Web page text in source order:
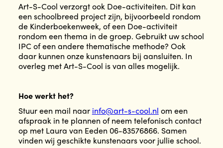
Art-S-Cool verzorgt ook Doe-activiteiten. Dit kan
een schoolbreed project zijn, bijvoorbeeld rondom
de Kinderboekenweek, of een Doe-activiteit
rondom een thema in de groep. Gebruikt uw school
IPC of een andere thematische methode? Ook
daar kunnen onze kunstenaars bij aansluiten. In
overleg met Art-S-Cool is van alles mogelijk.
Hoe werkt het?
Stuur een mail naar info@art-s-cool.nl om een
afspraak in te plannen of neem telefonisch contact
op met Laura van Eeden 06-83576866. Samen
vinden wij geschikte kunstenaars voor jullie school.